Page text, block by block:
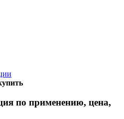
по применению, цена,